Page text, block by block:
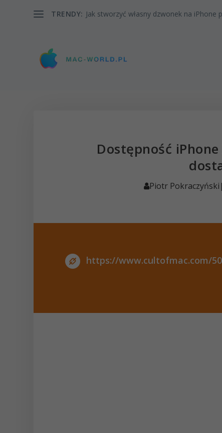
TRENDY: Jak stworzyć własny dzwonek na iPhone
Dostępność
Piotr Pokraczyński |
https://www.cultofmac.com/